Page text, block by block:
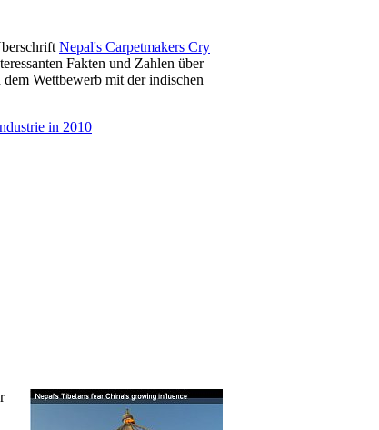
Nepal's Carpetmakers Cry
Fakten und Zahlen über
Wettbewerb mit der indischen
in 2010